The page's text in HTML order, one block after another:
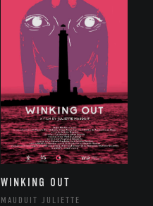
WINKING OUT
MAUDUIT JULIETTE